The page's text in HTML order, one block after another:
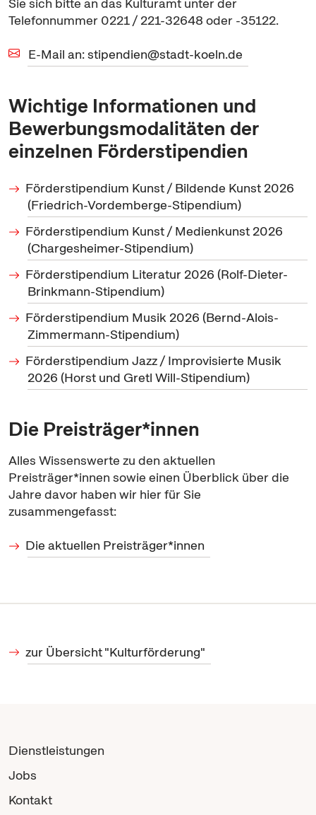
Telefonnummer 0221 / 221-32648 oder -35122.
E-Mail an: stipendien@stadt-koeln.de
Wichtige Informationen und
Bewerbungsmodalitäten der
einzelnen Förderstipendien
Förderstipendium Kunst / Bildende Kunst 2026
(Friedrich-Vordemberge-Stipendium)
Förderstipendium Kunst / Medienkunst 2026
(Chargesheimer-Stipendium)
Förderstipendium Literatur 2026 (Rolf-Dieter-
Brinkmann-Stipendium)
Förderstipendium Musik 2026 (Bernd-Alois-
Zimmermann-Stipendium)
Förderstipendium Jazz / Improvisierte Musik
2026 (Horst und Gretl Will-Stipendium)
Die Preisträger*innen
Alles Wissenswerte zu den aktuellen
Preisträger*innen sowie einen Überblick über die
Jahre davor haben wir hier für Sie
zusammengefasst:
Die aktuellen Preisträger*innen
zur Übersicht "Kulturförderung"
Dienstleistungen
Jobs
Kontakt